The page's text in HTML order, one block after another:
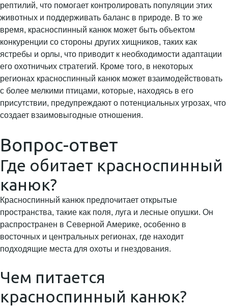
рептилий, что помогает контролировать популяции этих
животных и поддерживать баланс в природе. В то же
время, красноспинный канюк может быть объектом
конкуренции со стороны других хищников, таких как
ястребы и орлы, что приводит к необходимости адаптации
его охотничьих стратегий. Кроме того, в некоторых
регионах красноспинный канюк может взаимодействовать
с более мелкими птицами, которые, находясь в его
присутствии, предупреждают о потенциальных угрозах, что
создает взаимовыгодные отношения.
Вопрос-ответ
Где обитает красноспинный
канюк?
Красноспинный канюк предпочитает открытые
пространства, такие как поля, луга и лесные опушки. Он
распространен в Северной Америке, особенно в
восточных и центральных регионах, где находит
подходящие места для охоты и гнездования.
Чем питается
красноспинный канюк?